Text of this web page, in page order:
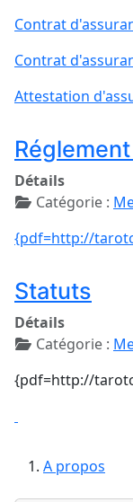
Contrat
Contrat
Attestation
Détails
Catégorie :
{pdf=http://
Statuts
Détails
Catégorie :
{pdf=http://
A propos